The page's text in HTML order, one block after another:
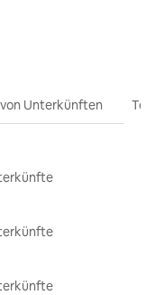
Unterkünften